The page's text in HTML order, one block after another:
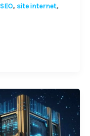
SEO, site internet,